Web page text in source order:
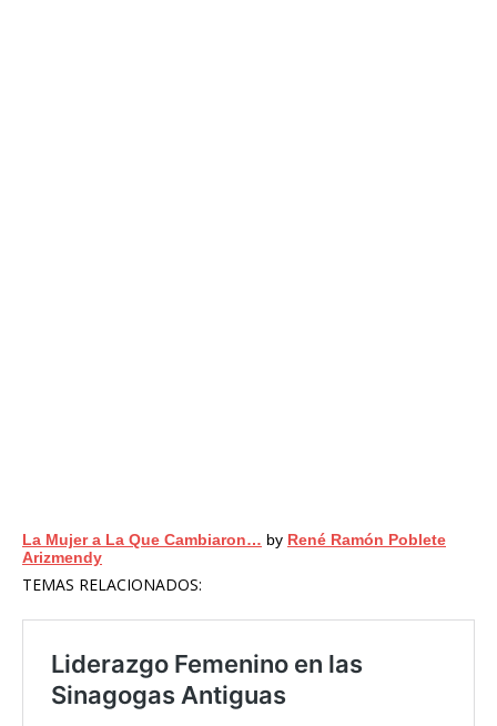
La Mujer a La Que Cambiaron… by René Ramón Poblete
Arizmendy
TEMAS RELACIONADOS: